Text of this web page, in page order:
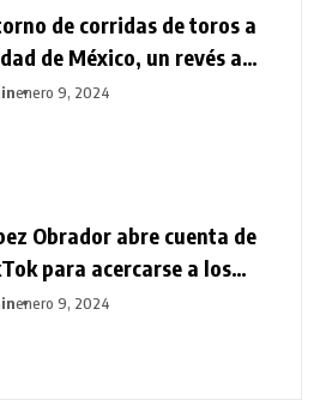
de corridas de toros a
de México, un revés a
que entusiasma a
enero 9, 2024
Obrador abre cuenta de
para acercarse a los
enero 9, 2024